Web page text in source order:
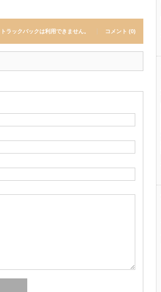
トラックバックは利用できません。 コメント (0)